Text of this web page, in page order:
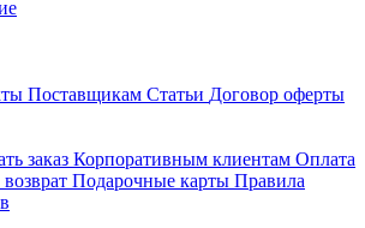
Поставщикам Статьи Договор оферты
заказ Корпоративным клиентам Оплата
Подарочные карты Правила